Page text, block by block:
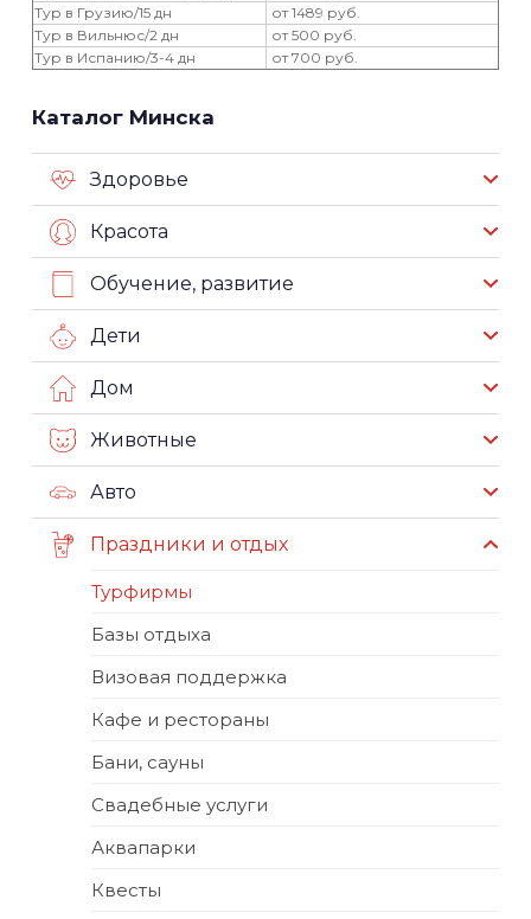
Тур в Грузию/15 дн
от 1489 руб.
Тур в Вильнюс/2 дн
от 500 руб.
Тур в Испанию/3-4 дн
от 700 руб.
Каталог Минска
Здоровье
Красота
Обучение, развитие
Дети
Дом
Животные
Авто
Праздники и отдых
Турфирмы
Базы отдыха
Визовая поддержка
Кафе и рестораны
Бани, сауны
Свадебные услуги
Аквапарки
Квесты